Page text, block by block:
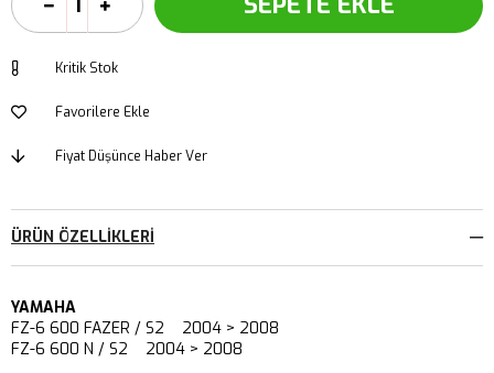
Kritik Stok
Favorilere Ekle
Fiyat Düşünce Haber Ver
ÜRÜN ÖZELLIKLERI
YAMAHA
FZ-6 600 FAZER / S2 2004 > 2008
FZ-6 600 N / S2 2004 > 2008